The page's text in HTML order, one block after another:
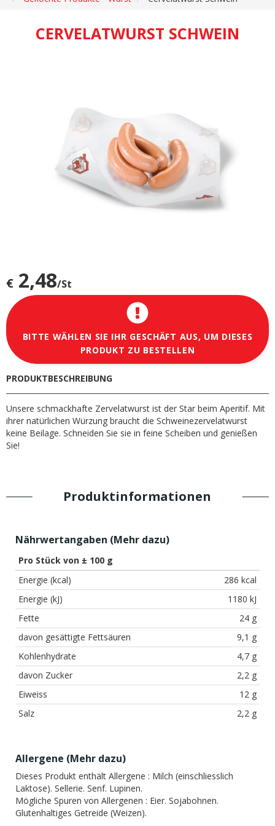
CERVELATWURST SCHWEIN
€ 2,48/St
BITTE WÄHLEN SIE IHR GESCHÄFT AUS, UM DIESES
PRODUKT ZU BESTELLEN
PRODUKTBESCHREIBUNG
Unsere schmackhafte Zervelatwurst ist der Star beim Aperitif. Mit
ihrer natürlichen Würzung braucht die Schweinezervelatwurst
keine Beilage. Schneiden Sie sie in feine Scheiben und genießen
Sie!
Produktinformationen
Nährwertangaben (Mehr dazu)
Pro Stück von ± 100 g
Energie (kcal)
286 kcal
Energie (kJ)
1180 kJ
Fette
24 g
davon gesättigte Fettsäuren
9,1 g
Kohlenhydrate
4,7 g
davon Zucker
2,2 g
Eiweiss
12 g
Salz
2,2 g
Allergene (Mehr dazu)
Dieses Produkt enthält Allergene : Milch (einschliesslich
Laktose). Sellerie. Senf. Lupinen.
Mögliche Spuren von Allergenen : Eier. Sojabohnen.
Glutenhaltiges Getreide (Weizen).